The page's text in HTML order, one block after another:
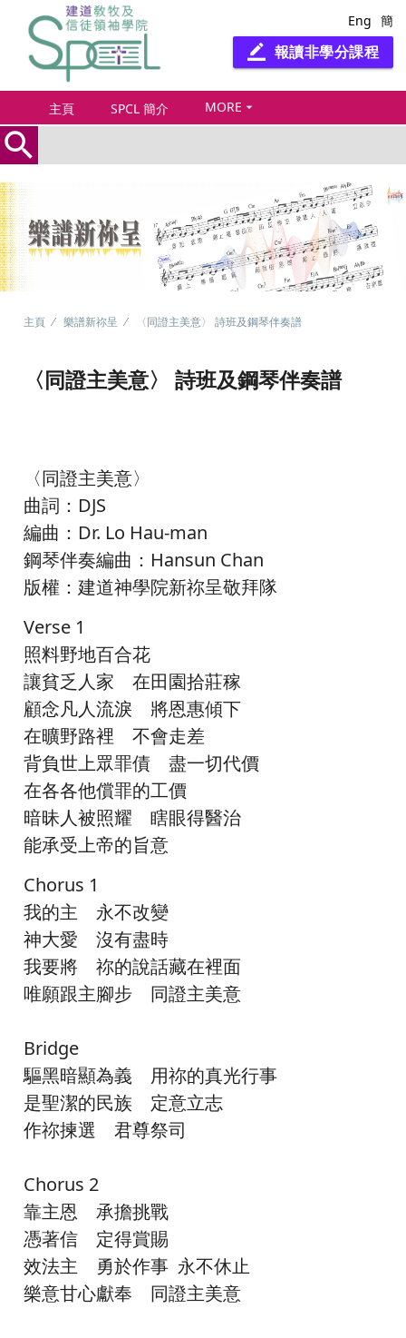
Eng 簡
border_color 報讀非學分課程
主頁 SPCL 簡介 MORE arrow_drop_down
search
主頁 樂譜新祢呈 〈同證主美意〉 詩班及鋼琴伴奏譜
〈同證主美意〉 詩班及鋼琴伴奏譜
〈同證主美意〉
曲詞：DJS
編曲：Dr. Lo Hau-man
鋼琴伴奏編曲：Hansun Chan
版權：建道神學院新祢呈敬拜隊
Verse 1
照料野地百合花
讓貧乏人家 在田園拾莊稼
顧念凡人流淚 將恩惠傾下
在曠野路裡 不會走差
背負世上眾罪債 盡一切代價
在各各他償罪的工價
暗昧人被照耀 瞎眼得醫治
能承受上帝的旨意
Chorus 1
我的主 永不改變
神大愛 沒有盡時
我要將 祢的說話藏在裡面
唯願跟主腳步 同證主美意
Bridge
驅黑暗顯為義 用祢的真光行事
是聖潔的民族 定意立志
作祢揀選 君尊祭司
Chorus 2
靠主恩 承擔挑戰
憑著信 定得賞賜
效法主 勇於作事 永不休止
樂意甘心獻奉 同證主美意